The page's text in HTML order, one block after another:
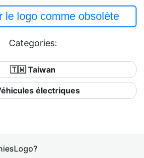
le logo comme obsolète
Categories:
🇹🇼 Taiwan
électriques